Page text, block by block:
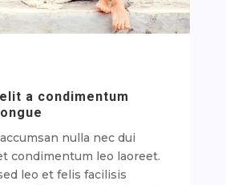
a condimentum
nulla nec dui
condimentum leo laoreet.
leo et felis facilisis